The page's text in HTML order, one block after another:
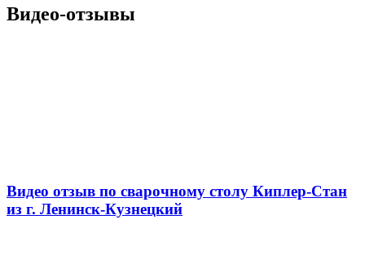
Видео-отзывы
Видео отзыв по сварочному столу Киплер-Стан
из г. Ленинск-Кузнецкий